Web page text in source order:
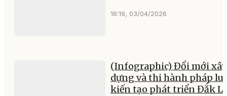
16:19, 03/04/2026
(Infographic) Đổi mới xây
dựng và thi hành pháp
kiến tạo phát triển Đắk